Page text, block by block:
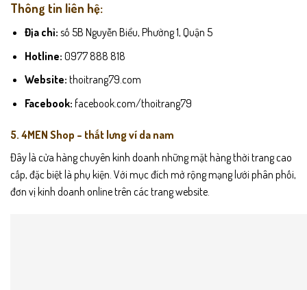
Thông tin liên hệ:
Địa chỉ: số 5B Nguyễn Biểu, Phường 1, Quận 5
Hotline: 0977 888 818
Website: thoitrang79.com
Facebook: facebook.com/thoitrang79
5. 4MEN Shop – thắt lưng ví da nam
Đây là cửa hàng chuyên kinh doanh những mặt hàng thời trang cao
cấp, đặc biệt là phụ kiện. Với mục đích mở rộng mạng lưới phân phối,
đơn vị kinh doanh online trên các trang website.